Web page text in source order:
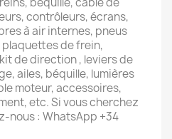
contrôleurs, écrans,
à air internes, pneus
de frein,
de direction , leviers de
ailes, béquille, lumières
moteur, accessoires,
etc. Si vous cherchez
nous : WhatsApp +34